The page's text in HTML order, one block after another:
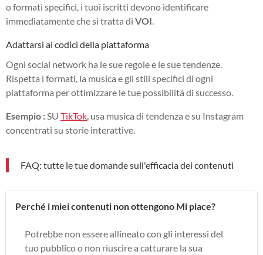
o formati specifici, i tuoi iscritti devono identificare
immediatamente che si tratta di VOI
Adattarsi ai codici della piattaforma
Ogni social network ha le sue regole e le sue tendenze.
Rispetta i formati, la musica e gli stili specifici di ogni
piattaforma per ottimizzare le tue possibilità di successo.
Esempio : SU TikTok , usa musica di tendenza e su Instagram
concentrati su storie interattive.
FAQ: tutte le tue domande sull'efficacia dei contenuti
Perché i miei contenuti non ottengono Mi piace?
Potrebbe non essere allineato con gli interessi del
tuo pubblico o non riuscire a catturare la sua